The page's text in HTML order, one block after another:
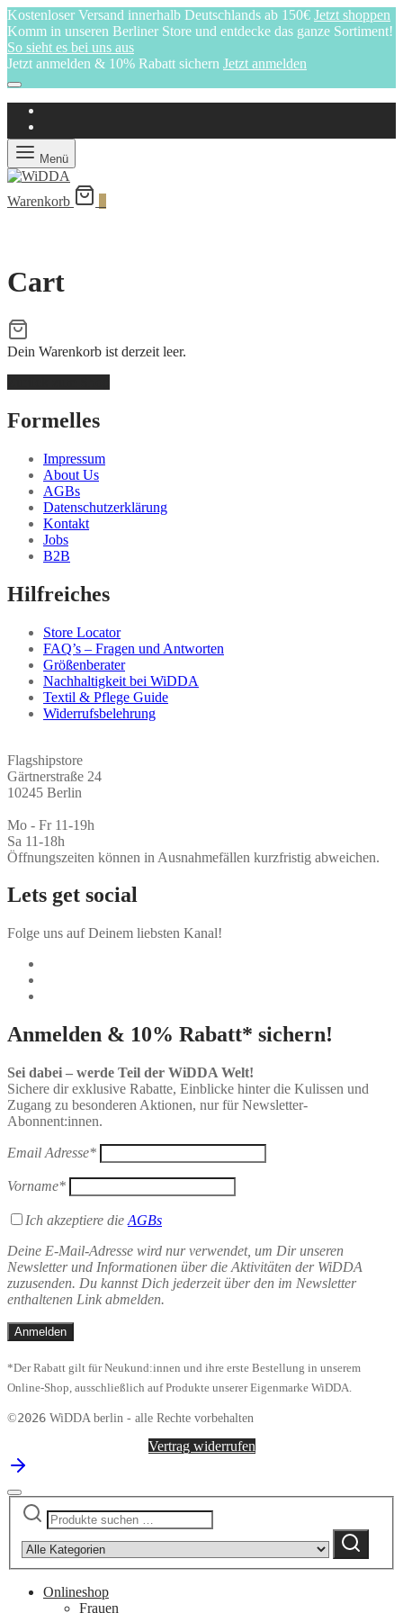
Kostenloser Versand innerhalb Deutschlands ab 150€ Jetzt shoppen
Komm in unseren Berliner Store und entdecke das ganze Sortiment!
So sieht es bei uns aus
Jetzt anmelden & 10% Rabatt sichern Jetzt anmelden
Menü
Warenkorb
Cart
Dein Warenkorb ist derzeit leer.
Formelles
Impressum
About Us
AGBs
Datenschutzerklärung
Kontakt
Jobs
B2B
Hilfreiches
Store Locator
FAQ’s – Fragen und Antworten
Größenberater
Nachhaltigkeit bei WiDDA
Textil & Pflege Guide
Widerrufsbelehrung
Flagshipstore
Gärtnerstraße 24
10245 Berlin
Mo - Fr 11-19h
Sa 11-18h
Öffnungszeiten können in Ausnahmefällen kurzfristig abweichen.
Lets get social
Folge uns auf Deinem liebsten Kanal!
Anmelden & 10% Rabatt* sichern!
Sei dabei – werde Teil der WiDDA Welt!
Sichere dir exklusive Rabatte, Einblicke hinter die Kulissen und
Zugang zu besonderen Aktionen, nur für Newsletter-
Abonnent:innen.
Email Adresse*
Vorname*
Ich akzeptiere die AGBs
Deine E-Mail-Adresse wird nur verwendet, um Dir unseren
Newsletter und Informationen über die Aktivitäten der WiDDA
zuzusenden. Du kannst Dich jederzeit über den im Newsletter
enthaltenen Link abmelden.
*Der Rabatt gilt für Neukund:innen und ihre erste Bestellung in unserem
Online-Shop, ausschließlich auf Produkte unserer Eigenmarke WiDDA.
©2026 WiDDA berlin - alle Rechte vorbehalten
Vertrag widerrufen
Suchen
nach:
category:
Suchen
Onlineshop
Frauen